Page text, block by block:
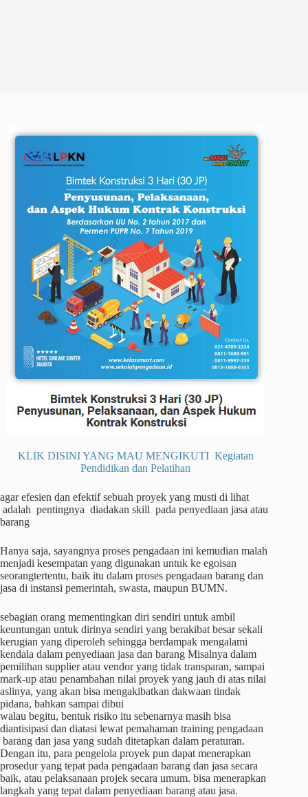
KLIK DISINI YANG MAU MENGIKUTI Kegiatan
Pendidikan dan Pelatihan
agar efesien dan efektif sebuah proyek yang musti di lihat
adalah pentingnya diadakan skill pada penyediaan jasa atau
barang
Hanya saja, sayangnya proses pengadaan ini kemudian malah
menjadi kesempatan yang digunakan untuk ke egoisan
seorangtertentu, baik itu dalam proses pengadaan barang dan
jasa di instansi pemerintah, swasta, maupun BUMN.
sebagian orang mementingkan diri sendiri untuk ambil
keuntungan untuk dirinya sendiri yang berakibat besar sekali
kerugian yang diperoleh sehingga berdampak mengalami
kendala dalam penyediaan jasa dan barang Misalnya dalam
pemilihan supplier atau vendor yang tidak transparan, sampai
mark-up atau penambahan nilai proyek yang jauh di atas nilai
aslinya, yang akan bisa mengakibatkan dakwaan tindak
pidana, bahkan sampai dibui
walau begitu, bentuk risiko itu sebenarnya masih bisa
diantisipasi dan diatasi lewat pemahaman training pengadaan
barang dan jasa yang sudah ditetapkan dalam peraturan.
Dengan itu, para pengelola proyek pun dapat menerapkan
prosedur yang tepat pada pengadaan barang dan jasa secara
baik, atau pelaksanaan projek secara umum. bisa menerapkan
langkah yang tepat dalam penyediaan barang atau jasa.